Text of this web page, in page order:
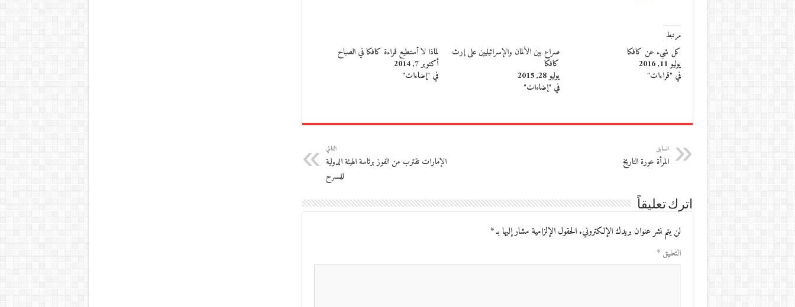
مرتبط
كل شيء عن كافكا
يوليو 11, 2016
في "قراءات"
صراع بين الألمان والإسرائيليين على إرث
كافكا
يوليو 28, 2015
في "إضاءات"
لماذا لا أستطيع قراءة كافكا في الصباح
أكتوبر 7, 2014
في "إضاءات"
السابق
المرأة عورة التاريخ
التالي
الإمارات تقترب من الفوز برئاسة الهيئة الدولية
للمسرح
اترك تعليقاً
لن يتم نشر عنوان بريدك الإلكتروني. الحقول الإلزامية مشار إليها بـ*
التعليق*